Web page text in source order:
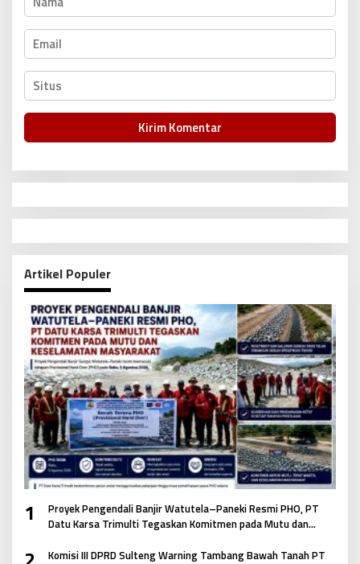
Artikel Populer
1
Proyek Pengendali Banjir Watutela–Paneki Resmi PHO, PT
Datu Karsa Trimulti Tegaskan Komitmen pada Mutu dan
Komisi III DPRD Sulteng Warning Tambang Bawah Tanah PT